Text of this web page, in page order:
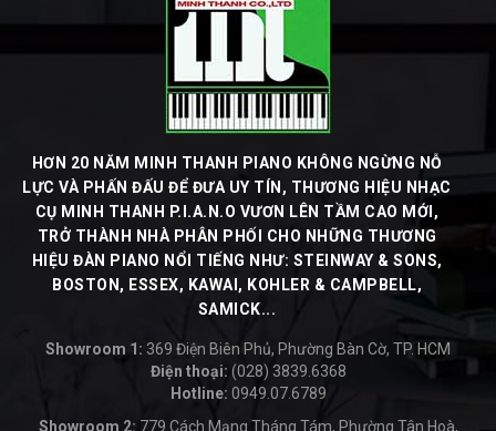
HƠN 20 NĂM MINH THANH PIANO KHÔNG NGỪNG NỖ
LỰC VÀ PHẤN ĐẤU ĐỂ ĐƯA UY TÍN, THƯƠNG HIỆU NHẠC
CỤ MINH THANH P.I.A.N.O VƯƠN LÊN TẦM CAO MỚI,
TRỞ THÀNH NHÀ PHÂN PHỐI CHO NHỮNG THƯƠNG
HIỆU ĐÀN PIANO NỔI TIẾNG NHƯ: STEINWAY & SONS,
BOSTON, ESSEX, KAWAI, KOHLER & CAMPBELL,
SAMICK...
Showroom 1: 369 Điện Biên Phủ, Phường Bàn Cờ, TP. HCM
Điện thoại: (028) 3839.6368
-
Hotline: 0949.07.6789
Showroom 2: 779 Cách Mạng Tháng Tám, Phường Tân Hoà,